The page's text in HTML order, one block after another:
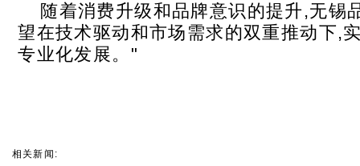
随着消费升级和品牌意识的提升,无锡
望在技术驱动和市场需求的双重推动下,
专业化发展。"
相关新闻: